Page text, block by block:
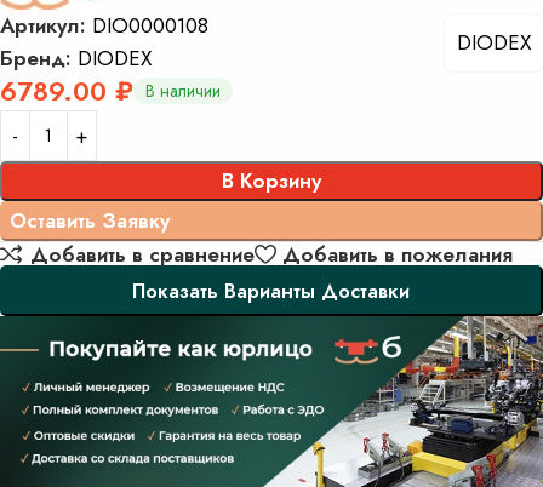
Артикул: DIO0000108
Бренд: DIODEX
DIODEX
6789.00 ₽ В наличии
В Корзину
Добавить в сравнение
Добавить в пожелания
Показать Варианты Доставки